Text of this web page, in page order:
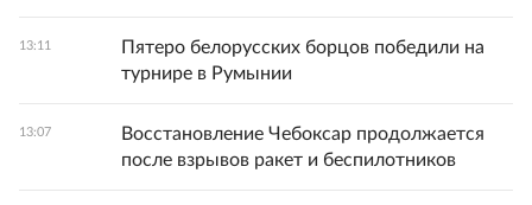
13:11
Пятеро белорусских борцов победили на
турнире в Румынии
13:07
Восстановление Чебоксар продолжается
после взрывов ракет и беспилотников